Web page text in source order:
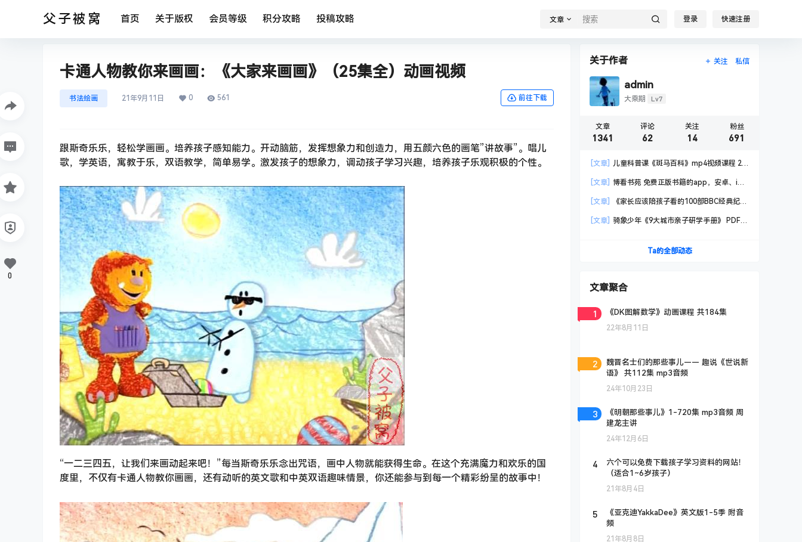
父子被窝 首页 关于版权 会员等级 积分攻略 投稿攻略 文章 登录 快速注册
卡通人物教你来画画：《大家来画画》（25集全）动画视频
书法绘画 21年9月11日 0 561 前往下载
跟斯奇乐乐，轻松学画画。培养孩子感知能力。开动脑筋，发挥想象力和创造力，用五颜六色的画笔”讲故事”。唱儿
歌，学英语，寓教于乐，双语教学，简单易学。激发孩子的想象力，调动孩子学习兴趣，培养孩子乐观积极的个性。
“一二三四五，让我们来画动起来吧！”每当斯奇乐乐念出咒语，画中人物就能获得生命。在这个充满魔力和欢乐的国
度里，不仅有卡通人物教你画画，还有动听的英文歌和中英双语趣味情景，你还能参与到每一个精彩纷呈的故事中！
0
关于作者 关注 私信
admin
大乘期 Lv7
文章
1341
评论
62
关注
14
粉丝
691
[文章]
儿童科普课《斑马百科》mp4视频课程 20
[文章]
博看书苑 免费正版书籍的app，安卓、iOS
[文章]
《家长应该陪孩子看的100部BBC经典纪录
[文章]
骑象少年《9大城市亲子研学手册》 PDF格
Ta的全部动态
文章聚合
1 《DK图解数学》动画课程 共184集
22年8月11日
2
魏晋名士们的那些事儿—— 趣说《世说新
语》 共112集 mp3音频
24年10月23日
3
《明朝那些事儿》1-720集 mp3音频 周
建龙主讲
24年12月6日
4
六个可以免费下载孩子学习资料的网站！
（适合1~6岁孩子）
21年8月4日
5
《亚克迪YakkaDee》英文版1-5季 附音
频
21年8月8日